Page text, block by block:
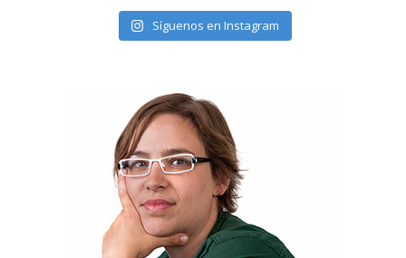
Síguenos en Instagram